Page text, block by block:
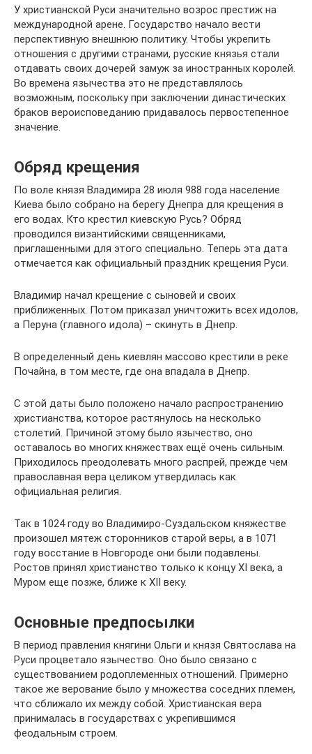
У христианской Руси значительно возрос престиж на
международной арене. Государство начало вести
перспективную внешнюю политику. Чтобы укрепить
отношения с другими странами, русские князья стали
отдавать своих дочерей замуж за иностранных королей.
Во времена язычества это не представлялось
возможным, поскольку при заключении династических
браков вероисповеданию придавалось первостепенное
значение.
Обряд крещения
По воле князя Владимира 28 июля 988 года население
Киева было собрано на берегу Днепра для крещения в
его водах. Кто крестил киевскую Русь? Обряд
проводился византийскими священниками,
приглашенными для этого специально. Теперь эта дата
отмечается как официальный праздник крещения Руси.
Владимир начал крещение с сыновей и своих
приближенных. Потом приказал уничтожить всех идолов,
а Перуна (главного идола) – скинуть в Днепр.
В определенный день киевлян массово крестили в реке
Почайна, в том месте, где она впадала в Днепр.
С этой даты было положено начало распространению
христианства, которое растянулось на несколько
столетий. Причиной этому было язычество, оно
оставалось во многих княжествах ещё очень сильным.
Приходилось преодолевать много распрей, прежде чем
православная вера целиком утвердилась как
официальная религия.
Так в 1024 году во Владимиро-Суздальском княжестве
произошел мятеж сторонников старой веры, а в 1071
году восстание в Новгороде они были подавлены.
Ростов принял христианство только к концу ХI века, а
Муром еще позже, ближе к ХII веку.
Основные предпосылки
В период правления княгини Ольги и князя Святослава на
Руси процветало язычество. Оно было связано с
существованием родоплеменных отношений. Примерно
такое же верование было у множества соседних племен,
что сближало их между собой. Христианская вера
принималась в государствах с укрепившимся
феодальным строем.